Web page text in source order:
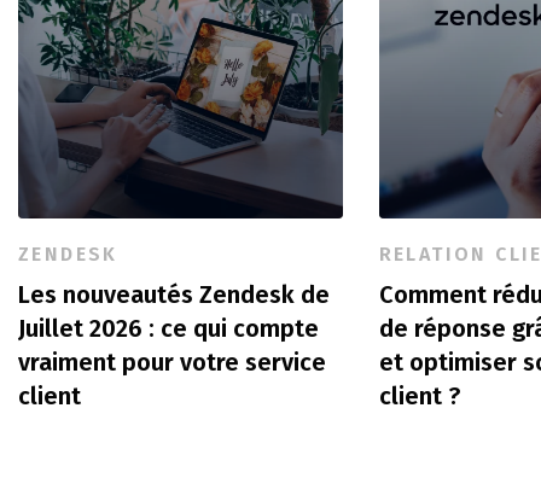
ZENDESK
Les nouveautés Zendesk de
Juillet 2026 : ce qui compte
vraiment pour votre service
client
RELATION
Comment
de réponse
et optimiser
client ?